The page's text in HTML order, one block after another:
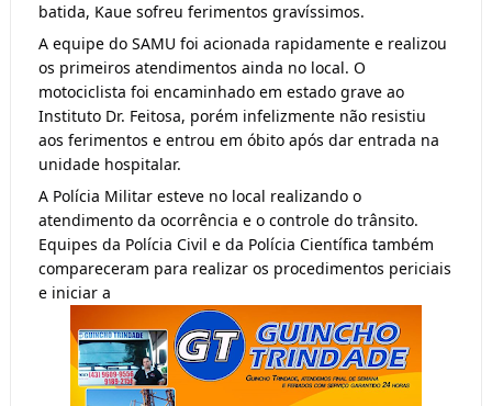
batida, Kaue sofreu ferimentos gravíssimos.
A equipe do SAMU foi acionada rapidamente e realizou
os primeiros atendimentos ainda no local. O
motociclista foi encaminhado em estado grave ao
Instituto Dr. Feitosa, porém infelizmente não resistiu
aos ferimentos e entrou em óbito após dar entrada na
unidade hospitalar.
A Polícia Militar esteve no local realizando o
atendimento da ocorrência e o controle do trânsito.
Equipes da Polícia Civil e da Polícia Científica também
compareceram para realizar os procedimentos periciais
e iniciar a